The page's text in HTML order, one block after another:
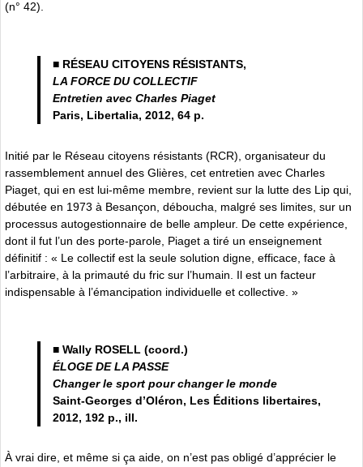
(n° 42).
■ RÉSEAU CITOYENS RÉSISTANTS,
LA FORCE DU COLLECTIF
Entretien avec Charles Piaget
Paris, Libertalia, 2012, 64 p.
Initié par le Réseau citoyens résistants (RCR), organisateur du
rassemblement annuel des Glières, cet entretien avec Charles
Piaget, qui en est lui-même membre, revient sur la lutte des Lip qui,
débutée en 1973 à Besançon, déboucha, malgré ses limites, sur un
processus autogestionnaire de belle ampleur. De cette expérience,
dont il fut l’un des porte-parole, Piaget a tiré un enseignement
définitif : « Le collectif est la seule solution digne, efficace, face à
l’arbitraire, à la primauté du fric sur l’humain. Il est un facteur
indispensable à l’émancipation individuelle et collective. »
■ Wally ROSELL (coord.)
ÉLOGE DE LA PASSE
Changer le sport pour changer le monde
Saint-Georges d’Oléron, Les Éditions libertaires,
2012, 192 p., ill.
À vrai dire, et même si ça aide, on n’est pas obligé d’apprécier le